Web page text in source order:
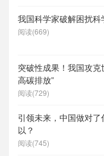
我国科学家破解困扰
阅读(669)
突破性成果！我国攻
高碳排放”
阅读(729)
引领未来，中国做对
以？
阅读(745)